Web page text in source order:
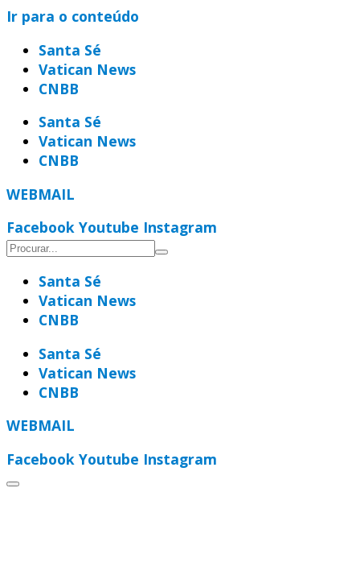
Ir para o conteúdo
Santa Sé
Vatican News
CNBB
Santa Sé
Vatican News
CNBB
WEBMAIL
Facebook Youtube Instagram
Santa Sé
Vatican News
CNBB
Santa Sé
Vatican News
CNBB
WEBMAIL
Facebook Youtube Instagram